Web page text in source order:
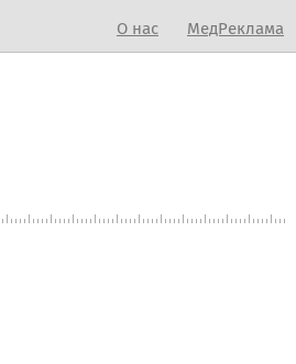
О нас МедРеклама